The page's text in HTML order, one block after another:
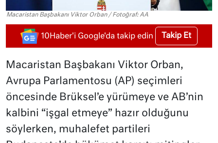
Macaristan Başbakanı Viktor Orban / Fotoğraf: AA
10Haber'i Google'da takip edin Takip Et
Macaristan Başbakanı Viktor Orban,
Avrupa Parlamentosu (AP) seçimleri
öncesinde Brüksel’e yürümeye ve AB’nin
kalbini “işgal etmeye” hazır olduğunu
söylerken, muhalefet partileri